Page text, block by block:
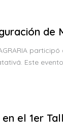
Este
el 1er